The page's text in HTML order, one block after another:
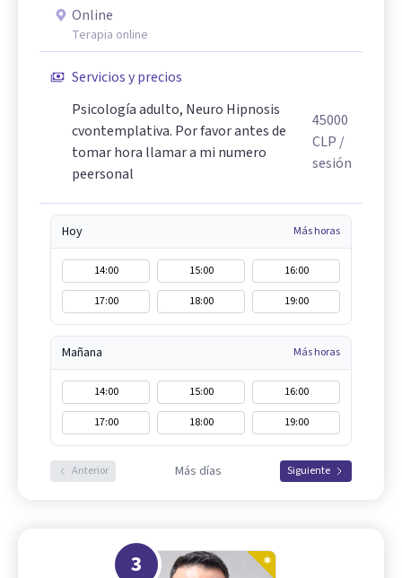
Online
Terapia online
Servicios y precios
Psicología adulto, Neuro Hipnosis
cvontemplativa. Por favor antes de
tomar hora llamar a mi numero
peersonal
45000
CLP /
sesión
Hoy Más horas
14:00 15:00
16:00
17:00
18:00 19:00
Mañana Más horas
14:00 15:00
16:00
17:00
18:00 19:00
Anterior Más días Siguiente
3